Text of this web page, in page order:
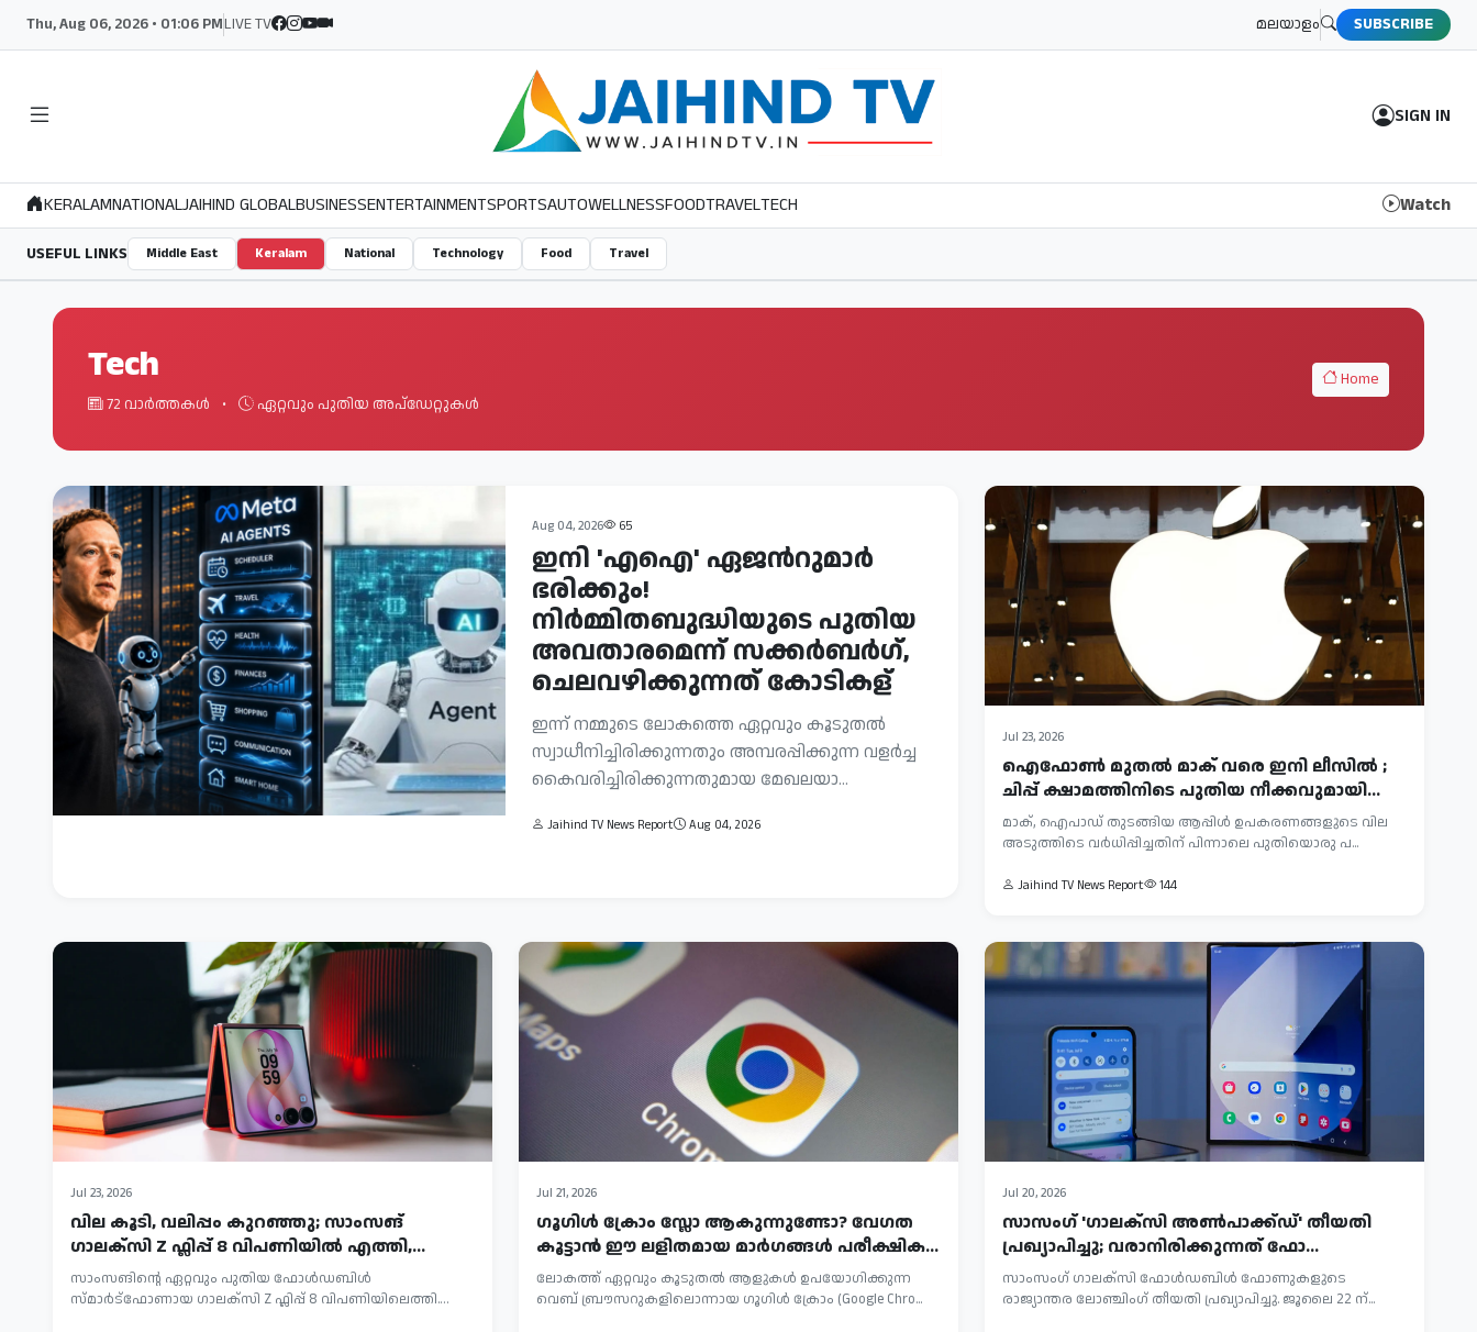
Thu, Aug 06, 2026 • 01:06 PMLIVE TV മലയാളം SUBSCRIBE
SIGN IN
KERALAMNATIONALJAIHIND GLOBALBUSINESSENTERTAINMENTSPORTSAUTOWELLNESSFOODTRAVELTECH Watch
USEFUL LINKS Middle East Keralam National Technology Food Travel
Tech
72 വാർത്തകൾ • ഏറ്റവും പുതിയ അപ്ഡേറ്റുകൾ
Home
Aug 04, 2026 65
ഇനി 'എഐ' ഏജന്‍റുമാർ
ഭരിക്കും!
നിർമ്മിതബുദ്ധിയുടെ പുതിയ
അവതാരമെന്ന് സക്കർബർഗ്,
ചെലവഴിക്കുന്നത് കോടികള്
ഇന്ന് നമ്മുടെ ലോകത്തെ ഏറ്റവും കൂടുതൽ
സ്വാധീനിച്ചിരിക്കുന്നതും അമ്പരപ്പിക്കുന്ന വളർച്ച
കൈവരിച്ചിരിക്കുന്നതുമായ മേഖലയാ...
Jaihind TV News Report Aug 04, 2026
Jul 23, 2026
ഐഫോൺ മുതൽ മാക് വരെ ഇനി ലീസിൽ ;
ചിപ്പ് ക്ഷാമത്തിനിടെ പുതിയ നീക്കവുമായി...
മാക്, ഐപാഡ് തുടങ്ങിയ ആപ്പിൾ ഉപകരണങ്ങളുടെ വില
അടുത്തിടെ വർധിപ്പിച്ചതിന് പിന്നാലെ പുതിയൊരു പ...
Jaihind TV News Report 144
Jul 23, 2026
വില കൂടി, വലിപ്പം കുറഞ്ഞു; സാംസങ്
ഗാലക്സി Z ഫ്ലിപ്പ് 8 വിപണിയിൽ എത്തി,...
സാംസങിന്റെ ഏറ്റവും പുതിയ ഫോൾഡബിൾ
സ്മാർട്ഫോണായ ഗാലക്സി Z ഫ്ലിപ്പ് 8 വിപണിയിലെത്തി.
Jul 21, 2026
ഗൂഗിൾ ക്രോം സ്ലോ ആകുന്നുണ്ടോ? വേഗത
കൂട്ടാൻ ഈ ലളിതമായ മാർഗങ്ങൾ പരീക്ഷിക...
ലോകത്ത് ഏറ്റവും കൂടുതൽ ആളുകൾ ഉപയോഗിക്കുന്ന
വെബ് ബ്രൗസറുകളിലൊന്നായ ഗൂഗിൾ ക്രോം (Google Chro...
Jul 20, 2026
സാസം​ഗ് 'ഗാലക്‌സി അൺപാക്ക്ഡ്' തീയതി
പ്രഖ്യാപിച്ചു; വരാനിരിക്കുന്നത് ഫോ...
സാംസം​ഗ് ഗാലക്‌സി ഫോൾഡബിൾ ഫോണുകളുടെ
രാജ്യാന്തര ലോഞ്ചിം​ഗ് തീയതി പ്രഖ്യാപിച്ചു. ജൂലൈ 22 ന്...